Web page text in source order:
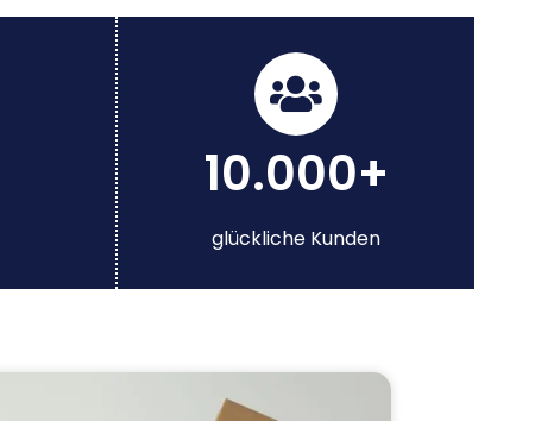
10.000+
glückliche Kunden